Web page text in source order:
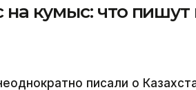
на кумыс: что
писали о